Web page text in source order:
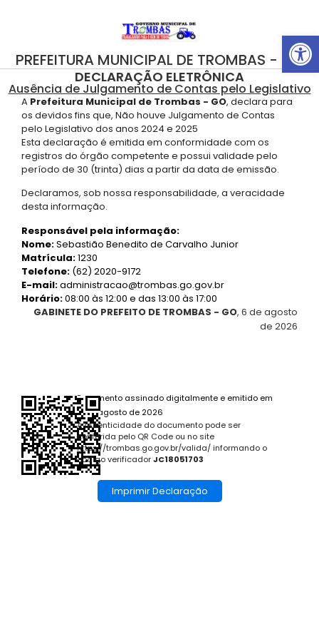
PREFEITURA MUNICIPAL DE TROMBAS - GO
DECLARAÇÃO ELETRÔNICA
Ausência de Julgamento de Contas pelo Legislativo
A Prefeitura Municipal de Trombas - GO, declara para
os devidos fins que, Não houve Julgamento de Contas
pelo Legislativo dos anos 2024 e 2025
Esta declaração é emitida em conformidade com os
registros do órgão competente e possui validade pelo
período de 30 (trinta) dias a partir da data de emissão.
Declaramos, sob nossa responsabilidade, a veracidade
desta informação.
Responsável pela informação:
Nome:Sebastião Benedito de Carvalho Junior
Matrícula:1230
Telefone: (62) 2020-9172
E-mail:administracao@trombas.go.gov.br
Horário:08:00 às 12:00 e das 13:00 às 17:00
GABINETE DO PREFEITO DE TROMBAS - GO, 6 de agosto
de 2026
Documento assinado digitalmente e emitido em
6 de agosto de 2026
A autenticidade do documento pode ser
conferida pelo QR Code ou no site
https://trombas.go.gov.br/valida/ informando o
código verificadorJC18051703
Imprimir Declaração
Abrir